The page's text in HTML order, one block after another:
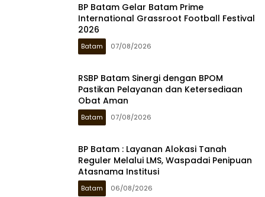
BP Batam Gelar Batam Prime
International Grassroot Football Festival
2026
Batam 07/08/2026
RSBP Batam Sinergi dengan BPOM
Pastikan Pelayanan dan Ketersediaan
Obat Aman
Batam 07/08/2026
BP Batam : Layanan Alokasi Tanah
Reguler Melalui LMS, Waspadai Penipuan
Atasnama Institusi
Batam 06/08/2026